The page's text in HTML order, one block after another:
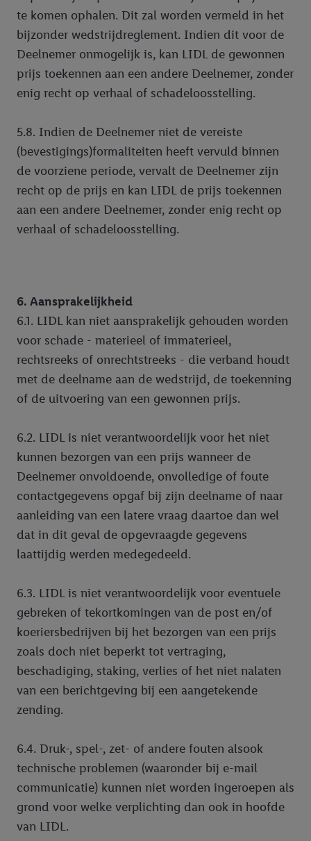
te komen ophalen. Dit zal worden vermeld in het
bijzonder wedstrijdreglement. Indien dit voor de
Deelnemer onmogelijk is, kan LIDL de gewonnen
prijs toekennen aan een andere Deelnemer, zonder
enig recht op verhaal of schadeloosstelling.
5.8. Indien de Deelnemer niet de vereiste
(bevestigings)formaliteiten heeft vervuld binnen
de voorziene periode, vervalt de Deelnemer zijn
recht op de prijs en kan LIDL de prijs toekennen
aan een andere Deelnemer, zonder enig recht op
verhaal of schadeloosstelling.
6. Aansprakelijkheid
6.1. LIDL kan niet aansprakelijk gehouden worden
voor schade - materieel of immaterieel,
rechtsreeks of onrechtstreeks - die verband houdt
met de deelname aan de wedstrijd, de toekenning
of de uitvoering van een gewonnen prijs.
6.2. LIDL is niet verantwoordelijk voor het niet
kunnen bezorgen van een prijs wanneer de
Deelnemer onvoldoende, onvolledige of foute
contactgegevens opgaf bij zijn deelname of naar
aanleiding van een latere vraag daartoe dan wel
dat in dit geval de opgevraagde gegevens
laattijdig werden medegedeeld.
6.3. LIDL is niet verantwoordelijk voor eventuele
gebreken of tekortkomingen van de post en/of
koeriersbedrijven bij het bezorgen van een prijs
zoals doch niet beperkt tot vertraging,
beschadiging, staking, verlies of het niet nalaten
van een berichtgeving bij een aangetekende
zending.
6.4. Druk-, spel-, zet- of andere fouten alsook
technische problemen (waaronder bij e-mail
communicatie) kunnen niet worden ingeroepen als
grond voor welke verplichting dan ook in hoofde
van LIDL.